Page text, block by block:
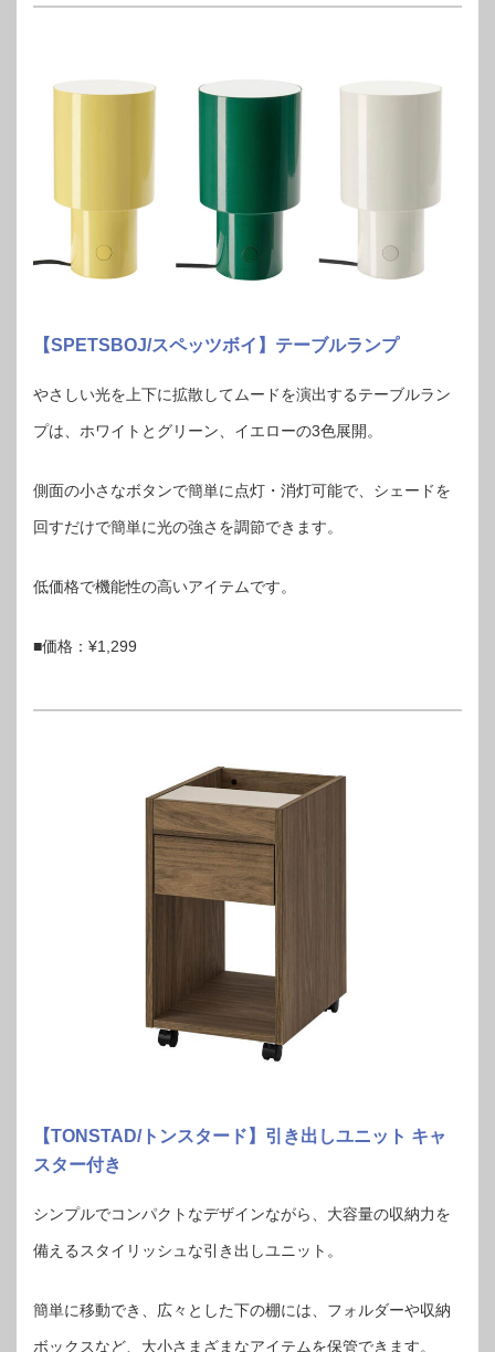
【SPETSBOJ/スペッツボイ】テーブルランプ
やさしい光を上下に拡散してムードを演出するテーブルラン
プは、ホワイトとグリーン、イエローの3色展開。
側面の小さなボタンで簡単に点灯・消灯可能で、シェードを
回すだけで簡単に光の強さを調節できます。
低価格で機能性の高いアイテムです。
■価格：¥1,299
【TONSTAD/トンスタード】引き出しユニット キャ
スター付き
シンプルでコンパクトなデザインながら、大容量の収納力を
備えるスタイリッシュな引き出しユニット。
簡単に移動でき、広々とした下の棚には、フォルダーや収納
ボックスなど、大小さまざまなアイテムを保管できます。